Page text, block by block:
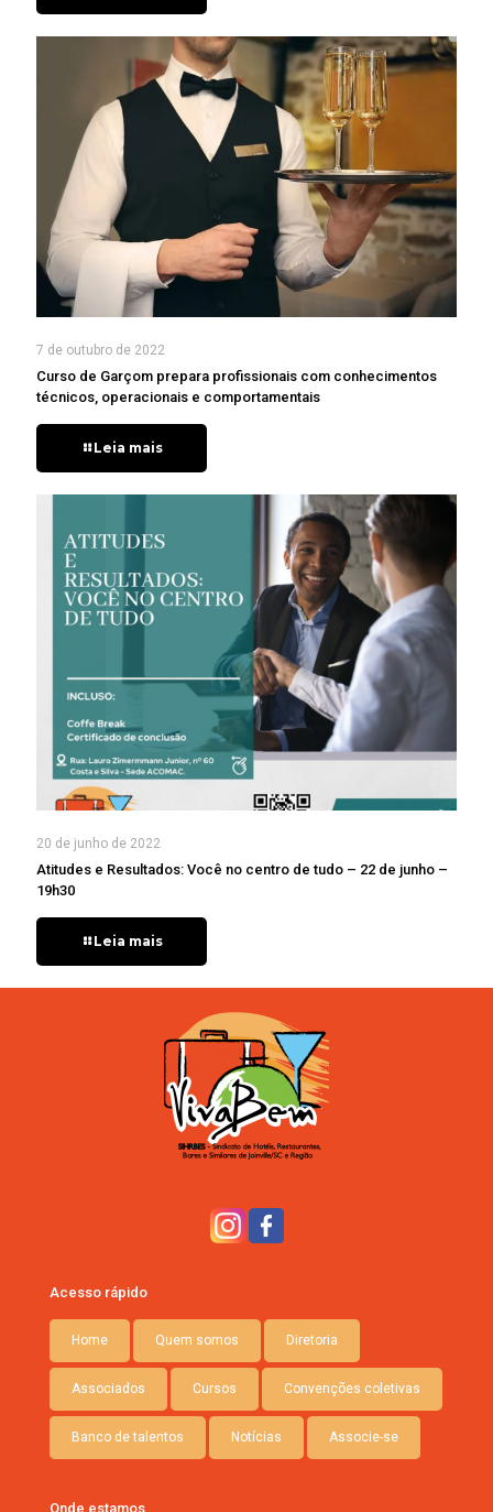
7 de outubro de 2022
Curso de Garçom prepara profissionais com conhecimentos
técnicos, operacionais e comportamentais
Leia mais
20 de junho de 2022
Atitudes e Resultados: Você no centro de tudo – 22 de junho –
19h30
Leia mais
Acesso rápido
Home Quem somos Diretoria
Associados Cursos Convenções coletivas
Banco de talentos Notícias Associe-se
Onde estamos